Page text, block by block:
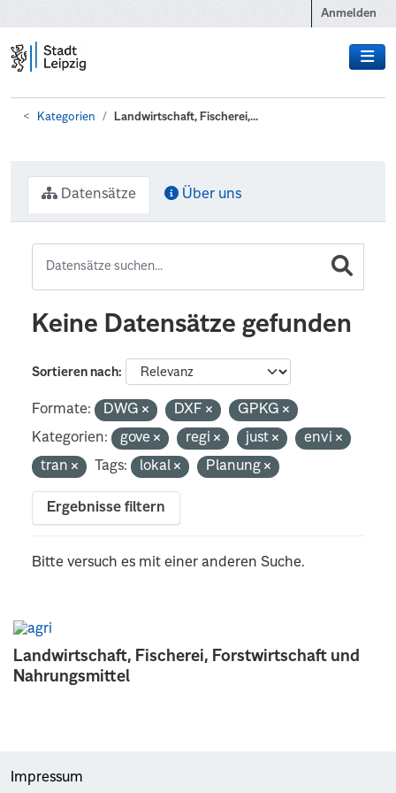
Anmelden
Kategorien Landwirtschaft, Fischerei,...
Landwirtschaft, Fischerei, Forstwirtschaft und
Nahrungsmittel
Datensätze Über uns
Keine Datensätze gefunden
Sortieren nach
Formate: DWG DXF
GPKG
Kategorien:
gove regi just
envi
tran
Tags: lokal Planung
Ergebnisse filtern
Bitte versuch es mit einer anderen Suche.
Impressum